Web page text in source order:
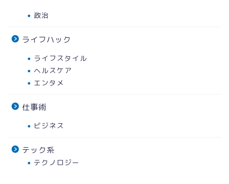
政治
ライフハック
ライフスタイル
ヘルスケア
エンタメ
仕事術
ビジネス
テック系
テクノロジー